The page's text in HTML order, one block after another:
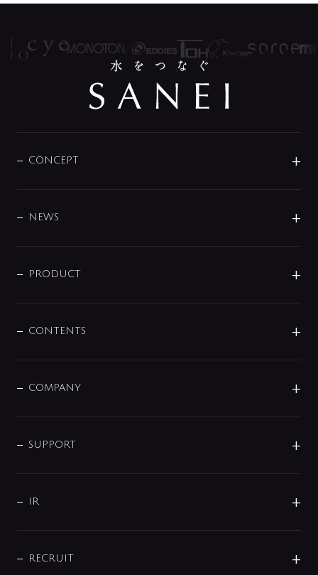
CONCEPT
DESIGN
NEWS
商品に関して
その他
PRODUCT
センサー・タッチ水栓
単水栓
分岐
配管システム
バス・空調周辺用品
CONTENTS
じぶんシャワーが見つかる
COMPANY
企業理念
会社概要
事業所案内
SUPPORT
よくあるご質問
データダウンロード
IR
IRニュース
RECRUIT